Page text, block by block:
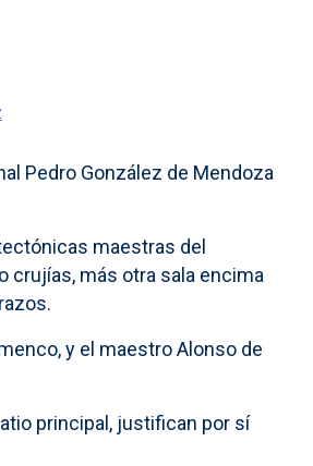
Pedro González de Mendoza
maestras del
crujías, más otra sala encima
y el maestro Alonso de
principal, justifican por sí